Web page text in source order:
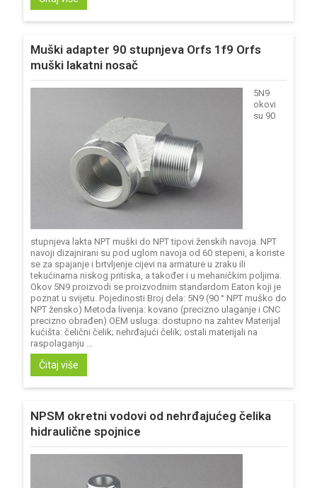
Muški adapter 90 stupnjeva Orfs 1f9 Orfs
muški lakatni nosač
5N9
okovi
su 90
stupnjeva lakta NPT muški do NPT tipovi ženskih navoja. NPT
navoji dizajnirani su pod uglom navoja od 60 stepeni, a koriste
se za spajanje i brtvljenje cijevi na armature u zraku ili
tekućinama niskog pritiska, a također i u mehaničkim poljima.
Okov 5N9 proizvodi se proizvodnim standardom Eaton koji je
poznat u svijetu. Pojedinosti Broj dela: 5N9 (90 ° NPT muško do
NPT žensko) Metoda livenja: kovano (precizno ulaganje i CNC
precizno obrađen) OEM usluga: dostupno na zahtev Materijal
kućišta: čelični čelik; nehrđajući čelik; ostali materijali na
raspolaganju ...
Čitaj više
NPSM okretni vodovi od nehrđajućeg čelika
hidraulične spojnice